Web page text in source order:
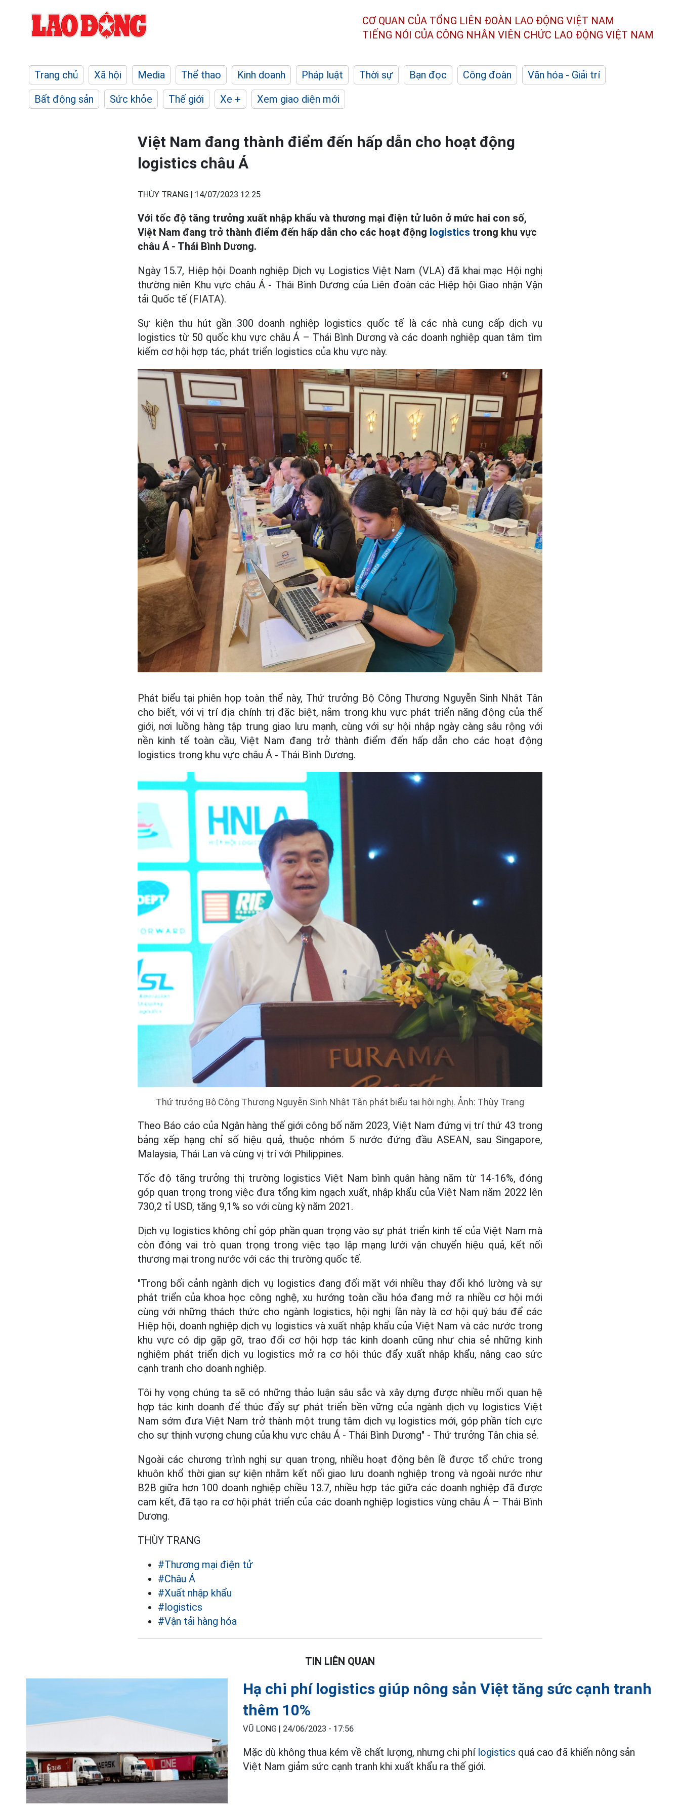
CƠ QUAN CỦA TỔNG LIÊN ĐOÀN LAO ĐỘNG VIỆT NAM
TIẾNG NÓI CỦA CÔNG NHÂN VIÊN CHỨC LAO ĐỘNG VIỆT NAM
Trang chủ Xã hội Media Thể thao Kinh doanh Pháp luật Thời sự Bạn đọc Công đoàn
Văn hóa - Giải trí
Bất động sản
Sức khỏe Thế giới Xe + Xem giao diện mới
Việt Nam đang thành điểm đến hấp dẫn cho hoạt động
logistics châu Á
THÙY TRANG | 14/07/2023 12:25
Với tốc độ tăng trưởng xuất nhập khẩu và thương mại điện tử luôn ở mức hai con số,
Việt Nam đang trở thành điểm đến hấp dẫn cho các hoạt động logistics trong khu vực
châu Á - Thái Bình Dương.
Ngày 15.7, Hiệp hội Doanh nghiệp Dịch vụ Logistics Việt Nam (VLA) đã khai mạc Hội nghị
thường niên Khu vực châu Á - Thái Bình Dương của Liên đoàn các Hiệp hội Giao nhận Vận
tải Quốc tế (FIATA).
Sự kiện thu hút gần 300 doanh nghiệp logistics quốc tế là các nhà cung cấp dịch vụ
logistics từ 50 quốc khu vực châu Á – Thái Bình Dương và các doanh nghiệp quan tâm tìm
kiếm cơ hội hợp tác, phát triển logistics của khu vực này.
Phát biểu tại phiên họp toàn thể này, Thứ trưởng Bộ Công Thương Nguyễn Sinh Nhật Tân
cho biết, với vị trí địa chính trị đặc biệt, nằm trong khu vực phát triển năng động của thế
giới, nơi luồng hàng tập trung giao lưu mạnh, cùng với sự hội nhập ngày càng sâu rộng với
nền kinh tế toàn cầu, Việt Nam đang trở thành điểm đến hấp dẫn cho các hoạt động
logistics trong khu vực châu Á - Thái Bình Dương.
Thứ trưởng Bộ Công Thương Nguyễn Sinh Nhật Tân phát biểu tại hội nghị. Ảnh: Thùy Trang
Theo Báo cáo của Ngân hàng thế giới công bố năm 2023, Việt Nam đứng vị trí thứ 43 trong
bảng xếp hạng chỉ số hiệu quả, thuộc nhóm 5 nước đứng đầu ASEAN, sau Singapore,
Malaysia, Thái Lan và cùng vị trí với Philippines.
Tốc độ tăng trưởng thị trường logistics Việt Nam bình quân hàng năm từ 14-16%, đóng
góp quan trọng trong việc đưa tổng kim ngạch xuất, nhập khẩu của Việt Nam năm 2022 lên
730,2 tỉ USD, tăng 9,1% so với cùng kỳ năm 2021.
Dịch vụ logistics không chỉ góp phần quan trọng vào sự phát triển kinh tế của Việt Nam mà
còn đóng vai trò quan trọng trong việc tạo lập mạng lưới vận chuyển hiệu quả, kết nối
thương mại trong nước với các thị trường quốc tế.
"Trong bối cảnh ngành dịch vụ logistics đang đối mặt với nhiều thay đổi khó lường và sự
phát triển của khoa học công nghệ, xu hướng toàn cầu hóa đang mở ra nhiều cơ hội mới
cùng với những thách thức cho ngành logistics, hội nghị lần này là cơ hội quý báu để các
Hiệp hội, doanh nghiệp dịch vụ logistics và xuất nhập khẩu của Việt Nam và các nước trong
khu vực có dịp gặp gỡ, trao đổi cơ hội hợp tác kinh doanh cũng như chia sẻ những kinh
nghiệm phát triển dịch vụ logistics mở ra cơ hội thúc đẩy xuất nhập khẩu, nâng cao sức
cạnh tranh cho doanh nghiệp.
Tôi hy vọng chúng ta sẽ có những thảo luận sâu sắc và xây dựng được nhiều mối quan hệ
hợp tác kinh doanh để thúc đẩy sự phát triển bền vững của ngành dịch vụ logistics Việt
Nam sớm đưa Việt Nam trở thành một trung tâm dịch vụ logistics mới, góp phần tích cực
cho sự thịnh vượng chung của khu vực châu Á - Thái Bình Dương" - Thứ trưởng Tân chia sẻ.
Ngoài các chương trình nghị sự quan trọng, nhiều hoạt động bên lề được tổ chức trong
khuôn khổ thời gian sự kiện nhằm kết nối giao lưu doanh nghiệp trong và ngoài nước như
B2B giữa hơn 100 doanh nghiệp chiều 13.7, nhiều hợp tác giữa các doanh nghiệp đã được
cam kết, đã tạo ra cơ hội phát triển của các doanh nghiệp logistics vùng châu Á – Thái Bình
Dương.
THÙY TRANG
#Thương mại điện tử
#Châu Á
#Xuất nhập khẩu
#logistics
#Vận tải hàng hóa
TIN LIÊN QUAN
Hạ chi phí logistics giúp nông sản Việt tăng sức cạnh tranh
thêm 10%
VŨ LONG | 24/06/2023 - 17:56
Mặc dù không thua kém về chất lượng, nhưng chi phí logistics quá cao đã khiến nông sản
Việt Nam giảm sức cạnh tranh khi xuất khẩu ra thế giới.